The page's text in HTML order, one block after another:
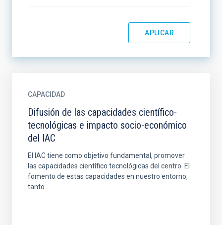
CAPACIDAD
Difusión de las capacidades científico-
tecnológicas e impacto socio-económico
del IAC
El IAC tiene como objetivo fundamental, promover
las capacidades científico tecnológicas del centro. El
fomento de estas capacidades en nuestro entorno,
tanto...